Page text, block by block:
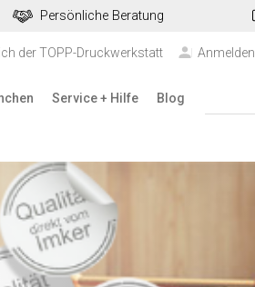
Persönliche Beratung
der TOPP-Druckwerkstatt Anmelden
Service + Hilfe Blog